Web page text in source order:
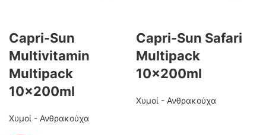
Capri-Sun
Multivitamin
Multipack
10x200ml
Χυμοί - Ανθρακούχα
Capri-Sun Safari
Multipack
10x200ml
Χυμοί - Ανθρακούχα